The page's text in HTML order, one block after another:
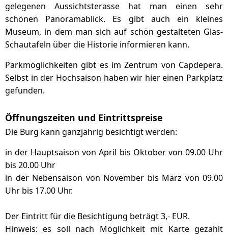
gelegenen Aussichtsterasse hat man einen sehr
schönen Panoramablick. Es gibt auch ein kleines
Museum, in dem man sich auf schön gestalteten Glas-
Schautafeln über die Historie informieren kann.
Parkmöglichkeiten gibt es im Zentrum von Capdepera.
Selbst in der Hochsaison haben wir hier einen Parkplatz
gefunden.
Öffnungszeiten und Eintrittspreise
Die Burg kann ganzjährig besichtigt werden:
in der Hauptsaison von April bis Oktober von 09.00 Uhr
bis 20.00 Uhr
in der Nebensaison von November bis März von 09.00
Uhr bis 17.00 Uhr.
Der Eintritt für die Besichtigung beträgt 3,- EUR.
Hinweis: es soll nach Möglichkeit mit Karte gezahlt